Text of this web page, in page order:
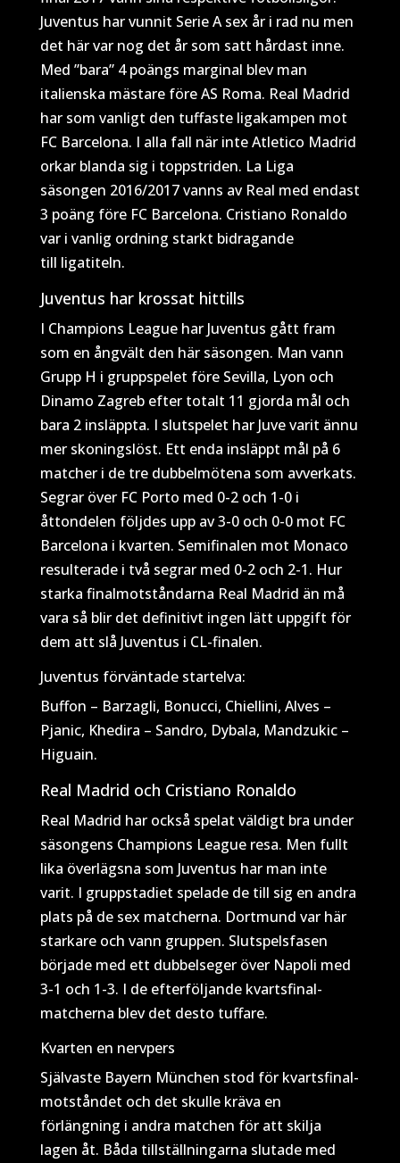
Juventus har vunnit Serie A sex år i rad nu men
det här var nog det år som satt hårdast inne.
Med ”bara” 4 poängs marginal blev man
italienska mästare före AS Roma. Real Madrid
har som vanligt den tuffaste ligakampen mot
FC Barcelona. I alla fall när inte Atletico Madrid
orkar blanda sig i toppstriden. La Liga
säsongen 2016/2017 vanns av Real med endast
3 poäng före FC Barcelona. Cristiano Ronaldo
var i vanlig ordning starkt bidragande
till ligatiteln.
Juventus har krossat hittills
I Champions League har Juventus gått fram
som en ångvält den här säsongen. Man vann
Grupp H i gruppspelet före Sevilla, Lyon och
Dinamo Zagreb efter totalt 11 gjorda mål och
bara 2 insläppta. I slutspelet har Juve varit ännu
mer skoningslöst. Ett enda insläppt mål på 6
matcher i de tre dubbelmötena som avverkats.
Segrar över FC Porto med 0-2 och 1-0 i
åttondelen följdes upp av 3-0 och 0-0 mot FC
Barcelona i kvarten. Semifinalen mot Monaco
resulterade i två segrar med 0-2 och 2-1. Hur
starka finalmotståndarna Real Madrid än må
vara så blir det definitivt ingen lätt uppgift för
dem att slå Juventus i CL-finalen.
Juventus förväntade startelva:
Buffon – Barzagli, Bonucci, Chiellini, Alves –
Pjanic, Khedira – Sandro, Dybala, Mandzukic –
Higuain.
Real Madrid och Cristiano Ronaldo
Real Madrid har också spelat väldigt bra under
säsongens Champions League resa. Men fullt
lika överlägsna som Juventus har man inte
varit. I gruppstadiet spelade de till sig en andra
plats på de sex matcherna. Dortmund var här
starkare och vann gruppen. Slutspelsfasen
började med ett dubbelseger över Napoli med
3-1 och 1-3. I de efterföljande kvartsfinal-
matcherna blev det desto tuffare.
Kvarten en nervpers
Självaste Bayern München stod för kvartsfinal-
motståndet och det skulle kräva en
förlängning i andra matchen för att skilja
lagen åt. Båda tillställningarna slutade med